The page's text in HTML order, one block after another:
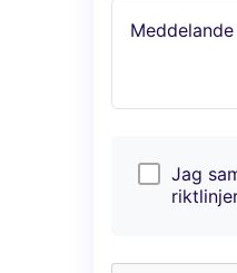
Jag